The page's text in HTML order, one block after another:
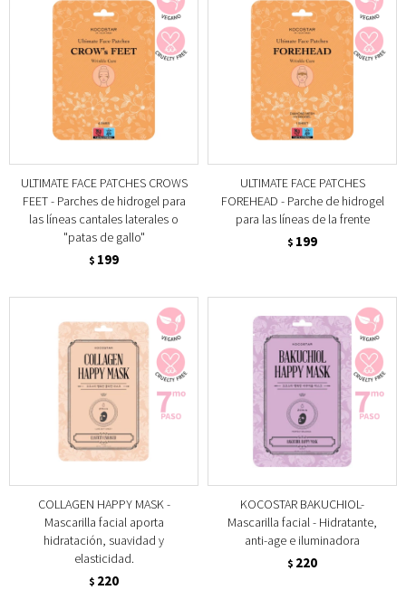
ULTIMATE FACE PATCHES CROWS
FEET - Parches de hidrogel para
las líneas cantales laterales o
"patas de gallo"
$ 199
ULTIMATE FACE PATCHES
FOREHEAD - Parche de hidrogel
para las líneas de la frente
$ 199
COLLAGEN HAPPY MASK -
Mascarilla facial aporta
hidratación, suavidad y
elasticidad.
$ 220
KOCOSTAR BAKUCHIOL-
Mascarilla facial - Hidratante,
anti-age e iluminadora
$ 220